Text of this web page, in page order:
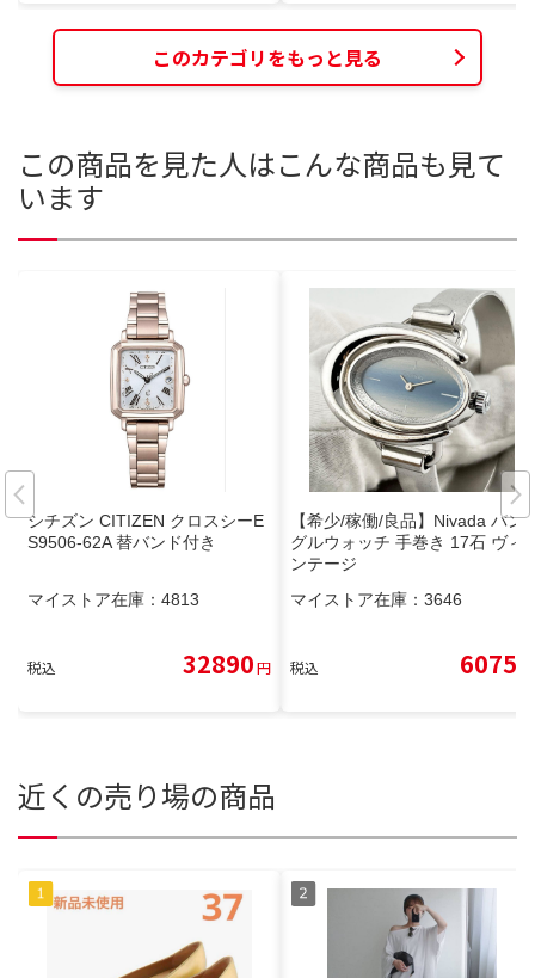
このカテゴリをもっと見る
この商品を見た人はこんな商品も見て
います
シチズン CITIZEN クロスシーE
S9506-62A 替バンド付き
マイストア在庫： 4813
税込 32890円
【希少/稼働/良品】Nivada バン
グルウォッチ 手巻き 17石 ヴィ
ンテージ
マイストア在庫： 3646
税込 6075
近くの売り場の商品